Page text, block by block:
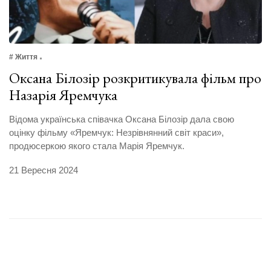
# Життя
Оксана Білозір розкритикувала фільм про
Назарія Яремчука
Відома українська співачка Оксана Білозір дала свою
оцінку фільму «Яремчук: Незрівнянний світ краси»,
продюсеркою якого стала Марія Яремчук.
21 Вересня 2024